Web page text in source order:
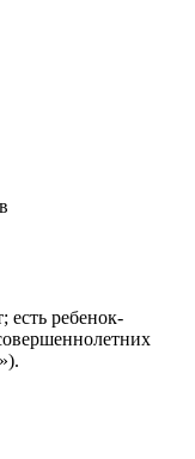
есть ребенок-